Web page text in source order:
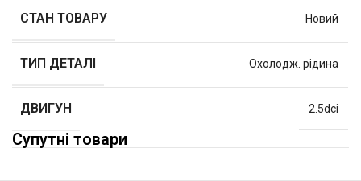
СТАН ТОВАРУ Новий
ТИП ДЕТАЛІ Охолодж. рідина
ДВИГУН 2.5dci
Супутні товари